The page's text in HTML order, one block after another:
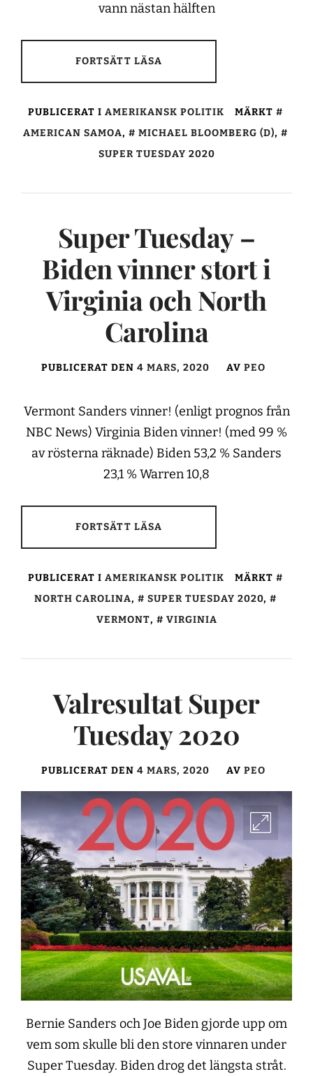
vann nästan hälften
FORTSÄTT LÄSA
PUBLICERAT I AMERIKANSK POLITIK
MÄRKT
AMERICAN SAMOA, MICHAEL BLOOMBERG (D),
SUPER TUESDAY 2020
Super Tuesday –
Biden vinner stort i
Virginia och North
Carolina
PUBLICERAT DEN 4 MARS, 2020 AV PEO
Vermont Sanders vinner! (enligt prognos från
NBC News) Virginia Biden vinner! (med 99 %
av rösterna räknade) Biden 53,2 % Sanders
23,1 % Warren 10,8
FORTSÄTT LÄSA
PUBLICERAT I AMERIKANSK POLITIK
MÄRKT
NORTH CAROLINA, SUPER TUESDAY 2020,
VERMONT, VIRGINIA
Valresultat Super
Tuesday 2020
PUBLICERAT DEN 4 MARS, 2020 AV PEO
Bernie Sanders och Joe Biden gjorde upp om
vem som skulle bli den store vinnaren under
Super Tuesday. Biden drog det längsta stråt.